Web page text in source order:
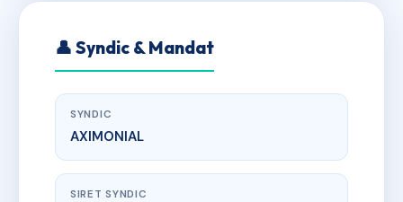
👤 Syndic & Mandat
SYNDIC
AXIMONIAL
SIRET SYNDIC